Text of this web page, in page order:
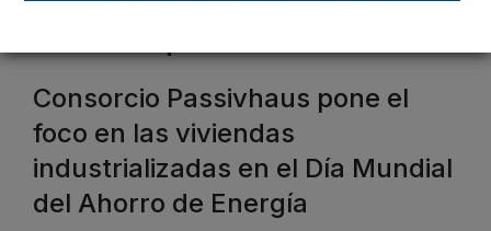
Consorcio Passivhaus pone el
foco en las viviendas
industrializadas en el Día Mundial
del Ahorro de Energía